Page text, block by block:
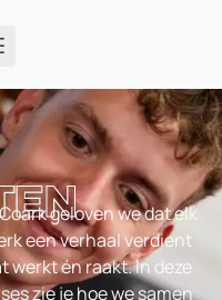
geloven we dat elk
een verhaal verdient
werkt én raakt. In deze
zie je hoe we samen